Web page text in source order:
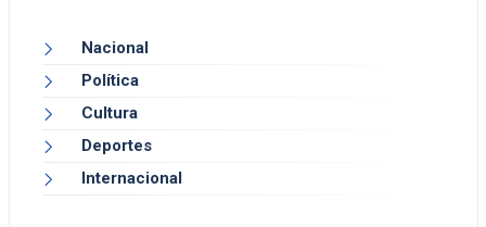
Nacional
Política
Cultura
Deportes
Internacional